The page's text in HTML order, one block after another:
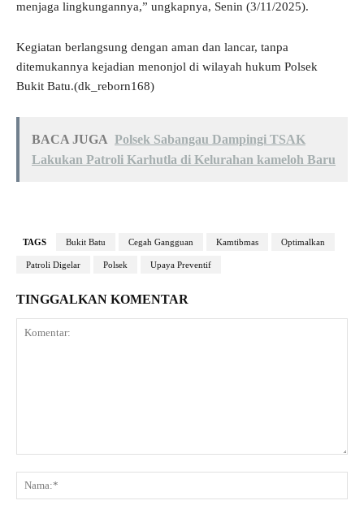
menjaga lingkungannya,” ungkapnya, Senin (3/11/2025).
Kegiatan berlangsung dengan aman dan lancar, tanpa
ditemukannya kejadian menonjol di wilayah hukum Polsek
Bukit Batu.(dk_reborn168)
BACA JUGA Polsek Sabangau Dampingi TSAK
Lakukan Patroli Karhutla di Kelurahan kameloh Baru
TAGS Bukit Batu Cegah Gangguan Kamtibmas Optimalkan
Patroli Digelar Polsek Upaya Preventif
TINGGALKAN KOMENTAR